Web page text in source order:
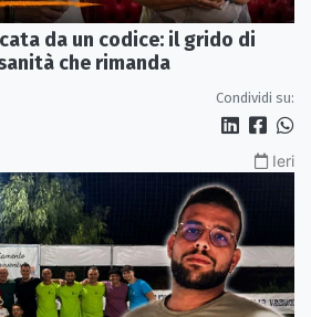
da un codice: il grido di
che rimanda
Condividi su:
Ieri